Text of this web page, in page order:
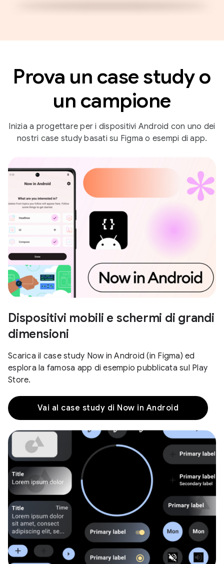
Prova un case study o
un campione
Inizia a progettare per i dispositivi Android con uno dei
nostri case study basati su Figma o esempi di app.
Dispositivi mobili e schermi di grandi
dimensioni
Scarica il case study Now in Android (in Figma) ed
esplora la famosa app di esempio pubblicata sul Play
Store.
Vai al case study di Now in Android